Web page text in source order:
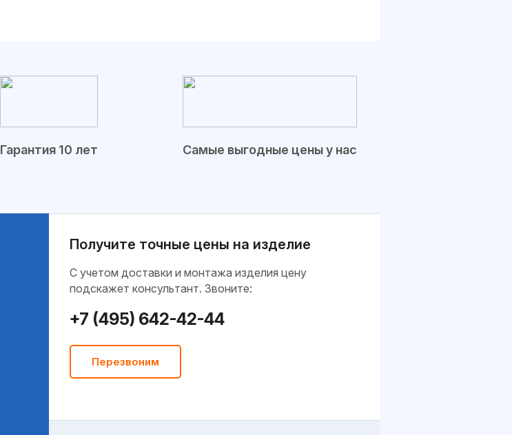
Гарантия 10 лет Самые выгодные цены у нас
Получите точные цены на изделие
C учетом доставки и монтажа изделия цену
подскажет консультант. Звоните:
+7 (495) 642-42-44
Перезвоним